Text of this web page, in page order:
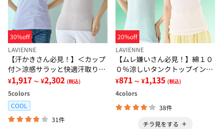
30%off
LAVIENNE
【汗かきさん必見！】＜カップ
付＞涼感サラッと快適汗取りタ
ンクトップインナー＜さらりラ
ボ＞
¥1,917 ～ ¥2,302 (税込)
5colors
COOL
31件
20%off
LAVIENNE
【ムレ嫌いさん必見！】綿１０
０％涼しいタンクトップインナ
ー＜さらりラボ＞
¥871 ～ ¥1,135 (税込)
4colors
38件
チラ見をする